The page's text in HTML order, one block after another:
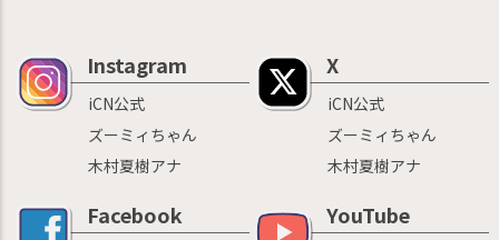
Instagram
iCN公式
ズーミィちゃん
木村夏樹アナ
X
iCN公式
ズーミィちゃん
木村夏樹アナ
Facebook YouTube